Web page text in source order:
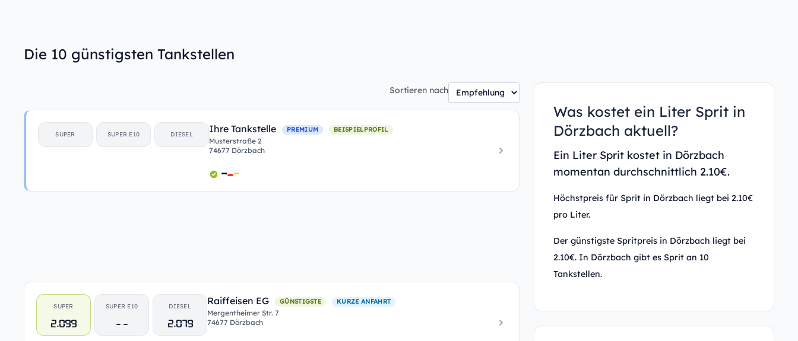
Die 10 günstigsten Tankstellen
Sortieren nach
SUPER SUPER E10 DIESEL Ihre Tankstelle PREMIUM BEISPIELPROFIL
Musterstraße 2
74677 Dörzbach
SUPER
2.099
SUPER E10
- -
DIESEL
2.079
Raiffeisen EG GÜNSTIGSTE KURZE ANFAHRT
Mergentheimer Str. 7
74677 Dörzbach
Was kostet ein Liter Sprit in
Dörzbach aktuell?
Ein Liter Sprit kostet in Dörzbach
momentan durchschnittlich 2.10€.
Höchstpreis für Sprit in Dörzbach liegt bei 2.10€
pro Liter.
Der günstigste Spritpreis in Dörzbach liegt bei
2.10€. In Dörzbach gibt es Sprit an 10
Tankstellen.